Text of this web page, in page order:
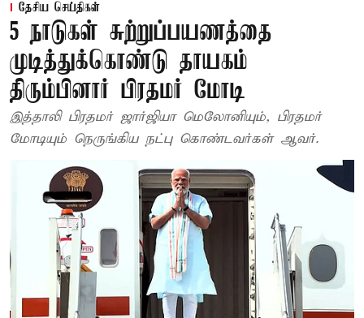
தேசிய செய்திகள்
5 நாடுகள் சுற்றுப்பயணத்தை
முடித்துக்கொண்டு தாயகம்
திரும்பினார் பிரதமர் மோடி
இத்தாலி பிரதமர் ஜார்ஜியா மெலோனியும், பிரதமர்
மோடியும் நெருங்கிய நட்பு கொண்டவர்கள் ஆவர்.